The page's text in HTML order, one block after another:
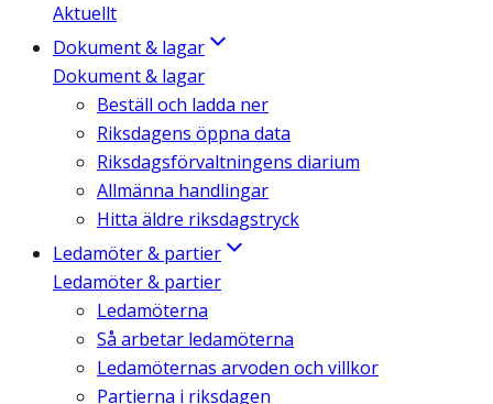
Aktuellt
Dokument & lagar
Dokument & lagar
Beställ och ladda ner
Riksdagens öppna data
Riksdagsförvaltningens diarium
Allmänna handlingar
Hitta äldre riksdagstryck
Ledamöter & partier
Ledamöter & partier
Ledamöterna
Så arbetar ledamöterna
Ledamöternas arvoden och villkor
Partierna i riksdagen